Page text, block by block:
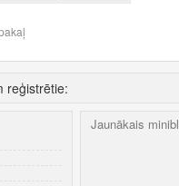
reģistrētie:
Jaunākais